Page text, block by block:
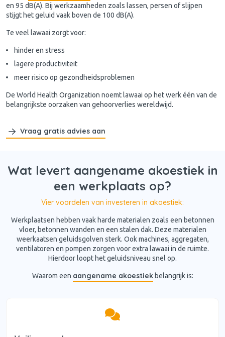
en 95 dB(A). Bij werkzaamheden zoals lassen, persen of slijpen
stijgt het geluid vaak boven de 100 dB(A).
Te veel lawaai zorgt voor:
hinder en stress
lagere productiviteit
meer risico op gezondheidsproblemen
De World Health Organization noemt lawaai op het werk één van de
belangrijkste oorzaken van gehoorverlies wereldwijd.
Vraag gratis advies aan
Wat levert aangename akoestiek in
een werkplaats op?
Vier voordelen van investeren in akoestiek:
Werkplaatsen hebben vaak harde materialen zoals een betonnen
vloer, betonnen wanden en een stalen dak. Deze materialen
weerkaatsen geluidsgolven sterk. Ook machines, aggregaten,
ventilatoren en pompen zorgen voor extra lawaai in de ruimte.
Hierdoor loopt het geluidsniveau snel op.
Waarom een aangename akoestiekbelangrijk is: